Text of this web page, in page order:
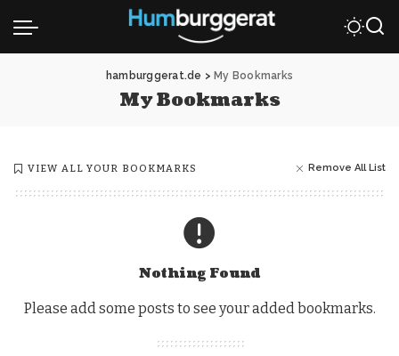
hamburggerat.de > My Bookmarks
My Bookmarks
VIEW ALL YOUR BOOKMARKS Remove All List
Nothing Found
Please add some posts to see your added bookmarks.